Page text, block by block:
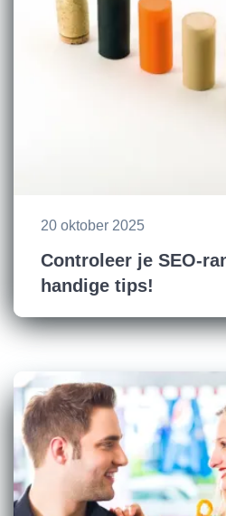
20 oktober 2025
Controleer je SEO-
handige tips!